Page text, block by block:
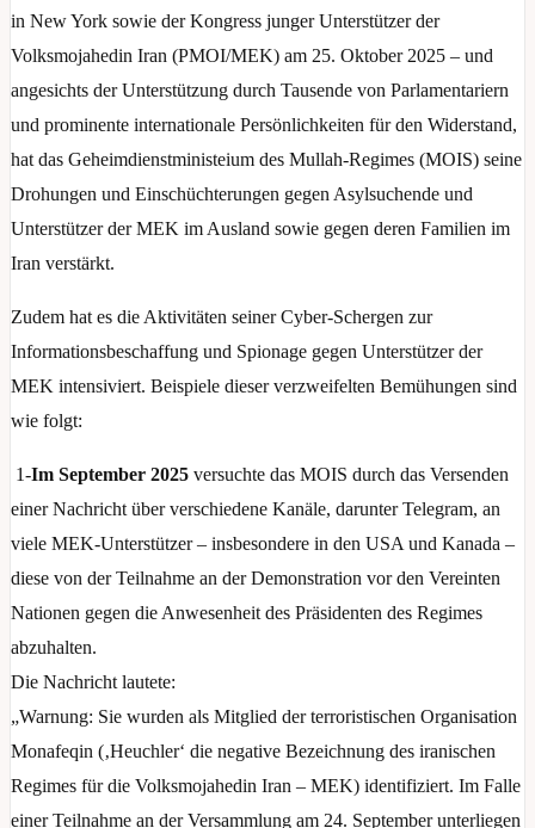
in New York sowie der Kongress junger Unterstützer der
Volksmojahedin Iran (PMOI/MEK) am 25. Oktober 2025 – und
angesichts der Unterstützung durch Tausende von Parlamentariern
und prominente internationale Persönlichkeiten für den Widerstand,
hat das Geheimdienstministeium des Mullah-Regimes (MOIS) seine
Drohungen und Einschüchterungen gegen Asylsuchende und
Unterstützer der MEK im Ausland sowie gegen deren Familien im
Iran verstärkt.
Zudem hat es die Aktivitäten seiner Cyber-Schergen zur
Informationsbeschaffung und Spionage gegen Unterstützer der
MEK intensiviert. Beispiele dieser verzweifelten Bemühungen sind
wie folgt:
1-Im September 2025 versuchte das MOIS durch das Versenden
einer Nachricht über verschiedene Kanäle, darunter Telegram, an
viele MEK-Unterstützer – insbesondere in den USA und Kanada –
diese von der Teilnahme an der Demonstration vor den Vereinten
Nationen gegen die Anwesenheit des Präsidenten des Regimes
abzuhalten.
Die Nachricht lautete:
„Warnung: Sie wurden als Mitglied der terroristischen Organisation
Monafeqin (‚Heuchler‘ die negative Bezeichnung des iranischen
Regimes für die Volksmojahedin Iran – MEK) identifiziert. Im Falle
einer Teilnahme an der Versammlung am 24. September unterliegen